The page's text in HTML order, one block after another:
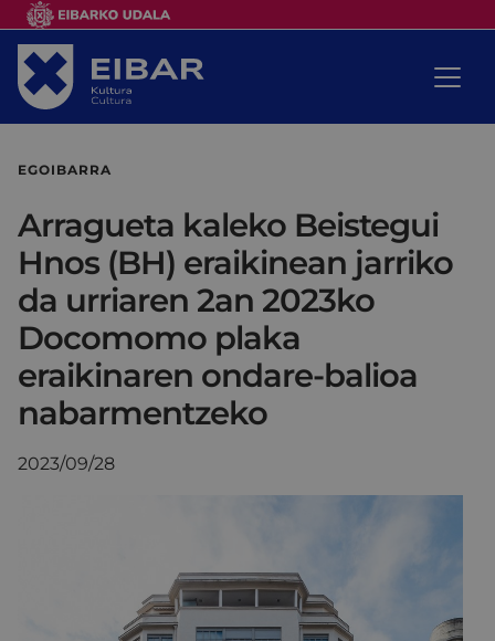
EGOIBARRA
Arragueta kaleko Beistegui
Hnos (BH) eraikinean jarriko
da urriaren 2an 2023ko
Docomomo plaka
eraikinaren ondare-balioa
nabarmentzeko
2023/09/28